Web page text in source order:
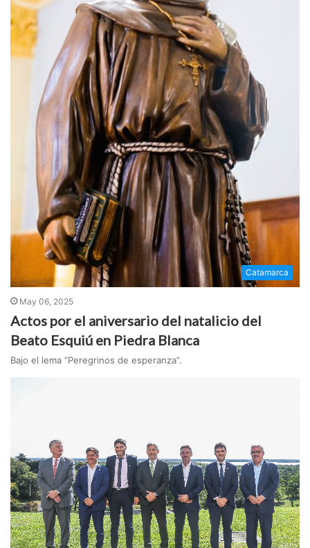
Catamarca
May 06, 2025
Actos por el aniversario del natalicio del
Beato Esquiú en Piedra Blanca
Bajo el lema “Peregrinos de esperanza”.